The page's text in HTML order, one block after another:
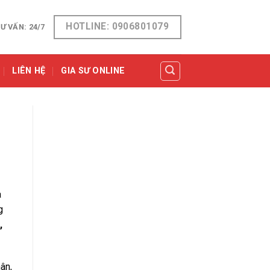
VẤN: 24/7 HOTLINE: 0906801079
LIÊN HỆ GIA SƯ ONLINE